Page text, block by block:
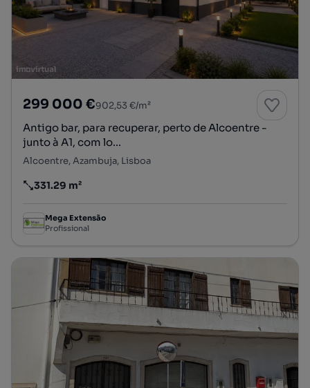
299 000 €902,53 €/m²
Antigo bar, para recuperar, perto de Alcoentre -
junto à A1, com lo...
Alcoentre, Azambuja, Lisboa
Preço por metro quadrado
331.29 m²
Mega Extensão
Profissional